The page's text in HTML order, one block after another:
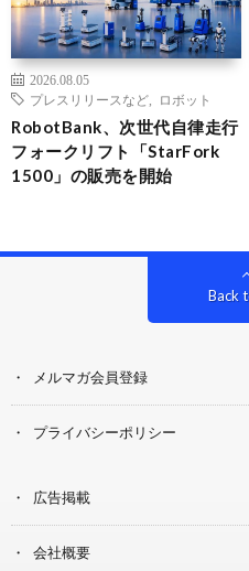
2026.08.05
プレスリリースなど
ロボット
RobotBank、次世代自律走行
フォークリフト「StarFork
1500」の販売を開始
Back
メルマガ会員登録
プライバシーポリシー
広告掲載
会社概要